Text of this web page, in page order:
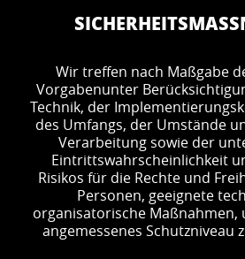
Wir treffen nach Maßgabe
Vorgabenunter
Technik, der
des Umfangs, der Umstände
Verarbeitung sowie der
Eintrittswahrscheinlichkeit
Risikos für die Rechte und
Personen, geeignete
organisatorische Maßnahmen,
angemessenes Schutzniveau